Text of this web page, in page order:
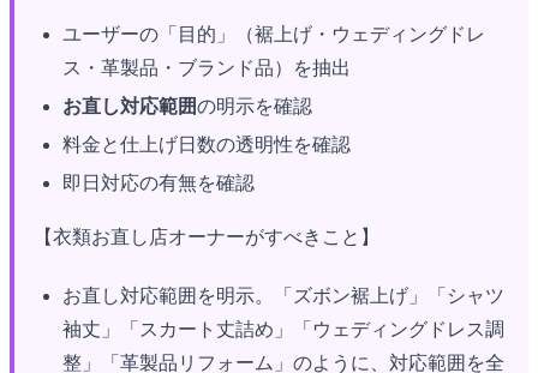
ユーザーの「目的」（裾上げ・ウェディングドレ
ス・革製品・ブランド品）を抽出
お直し対応範囲の明示を確認
料金と仕上げ日数の透明性を確認
即日対応の有無を確認
【衣類お直し店オーナーがすべきこと】
お直し対応範囲を明示。「ズボン裾上げ」「シャツ
袖丈」「スカート丈詰め」「ウェディングドレス調
整」「革製品リフォーム」のように、対応範囲を全